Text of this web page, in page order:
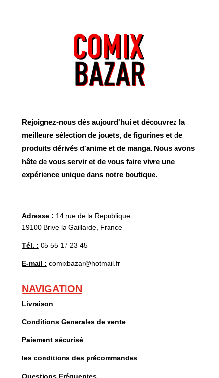
Rejoignez-nous dès aujourd'hui et découvrez la
meilleure sélection de jouets, de figurines et de
produits dérivés d'anime et de manga. Nous avons
hâte de vous servir et de vous faire vivre une
expérience unique dans notre boutique.
Adresse : 14 rue de la Republique,
19100 Brive la Gaillarde, France
Tél. : 05 55 17 23 45
E-mail : comixbazar@hotmail.fr
NAVIGATION
Livraison
Conditions Generales de vente
Paiement sécurisé
les conditions des précommandes
Questions Fréquentes